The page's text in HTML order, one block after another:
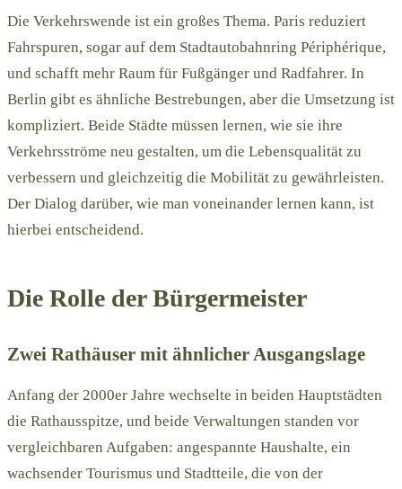
Die Verkehrswende ist ein großes Thema. Paris reduziert
Fahrspuren, sogar auf dem Stadtautobahnring Périphérique,
und schafft mehr Raum für Fußgänger und Radfahrer. In
Berlin gibt es ähnliche Bestrebungen, aber die Umsetzung ist
kompliziert. Beide Städte müssen lernen, wie sie ihre
Verkehrsströme neu gestalten, um die Lebensqualität zu
verbessern und gleichzeitig die Mobilität zu gewährleisten.
Der Dialog darüber, wie man voneinander lernen kann, ist
hierbei entscheidend.
Die Rolle der Bürgermeister
Zwei Rathäuser mit ähnlicher Ausgangslage
Anfang der 2000er Jahre wechselte in beiden Hauptstädten
die Rathausspitze, und beide Verwaltungen standen vor
vergleichbaren Aufgaben: angespannte Haushalte, ein
wachsender Tourismus und Stadtteile, die von der